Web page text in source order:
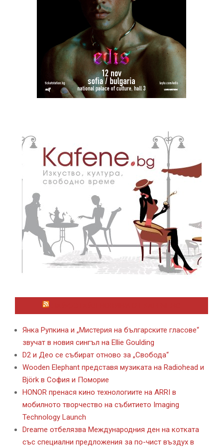
Янка Рупкина и „Мистерия на българските гласове“
звучат в новия сингъл на Ellie Goulding
D2 и Део се събират отново за „Свобода“
Wooden Elephant представя музиката на Radiohead и
Björk в София и Поморие
HONOR пренася кино технологиите на ARRI в
мобилното творчество на събитието Imaging
Technology Launch
Dreame отбелязва Международния ден на котката
със специални предложения за по-чист въздух в